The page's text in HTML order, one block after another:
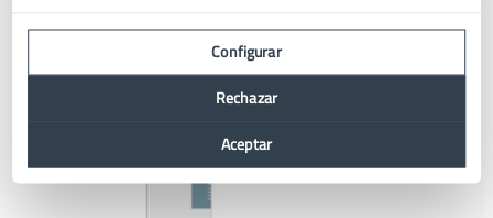
Configurar
Rechazar
Aceptar